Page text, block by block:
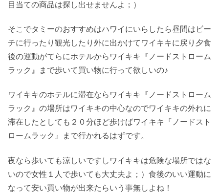
目当ての商品は探し出せませんよ；）
そこでタミーのおすすめはハワイにいらしたら昼間はビー
チに行ったり観光したり外に出かけてワイキキに戻り夕食
後の運動がてらにホテルからワイキキ『ノードストローム
ラック』まで歩いて買い物に行って欲しいの♪
ワイキキのホテルに滞在ならワイキキ『ノードストローム
ラック』の場所はワイキキの中心なのでワイキキの外れに
滞在したとしても２０分ほど歩けばワイキキ『ノードスト
ロームラック』まで行かれるはずです。
夜なら歩いても涼しいですしワイキキは危険な場所ではな
いので女性１人で歩いても大丈夫よ；）食後のいい運動に
なって安い買い物が出来たらいう事無しよね！